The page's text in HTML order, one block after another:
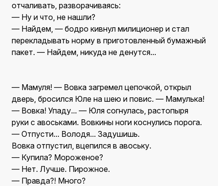
отчаливать, разворачиваясь:
— Ну и что, не нашли?
— Найдем, — бодро кивнул милиционер и стал
перекладывать норму в приготовленный бумажный
пакет. — Найдем, никуда не денутся...
— Мамуля! — Вовка загремел цепочкой, открыл
дверь, бросился Юле на шею и повис. — Мамулька!
— Вовка! Упаду... — Юля согнулась, растопыря
руки с авоськами. Вовкины ноги коснулись порога.
— Отпусти... Володя... Задушишь.
Вовка отпустил, вцепился в авоську.
— Купила? Мороженое?
— Нет. Лучше. Пирожное.
— Правда?! Много?